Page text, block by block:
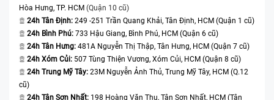
Hòa Hưng, TP. HCM (Quận 10 cũ)
24h Tân Định: 249 -251 Trần Quang Khải, Tân Định, HCM (Quận 1 cũ)
24h Bình Phú: 733 Hậu Giang, Bình Phú, HCM (Quận 6 cũ)
24h Tân Hưng: 481A Nguyễn Thị Thập, Tân Hưng, HCM (Quận 7 cũ)
24h Xóm Củi: 507 Tùng Thiện Vương, Xóm Củi, HCM (Quận 8 cũ)
24h Trung Mỹ Tây: 23M Nguyễn Ảnh Thủ, Trung Mỹ Tây, HCM (Q.12
cũ)
24h Tân Sơn Nhất: 198 Hoàng Văn Thụ, Tân Sơn Nhất, HCM (Tân